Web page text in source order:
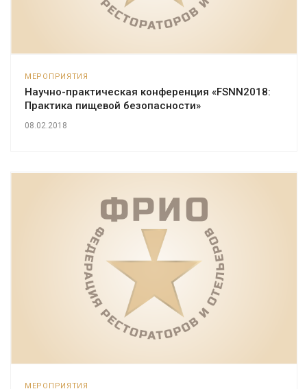
МЕРОПРИЯТИЯ
Научно-практическая конференция «FSNN2018:
Практика пищевой безопасности»
08.02.2018
МЕРОПРИЯТИЯ